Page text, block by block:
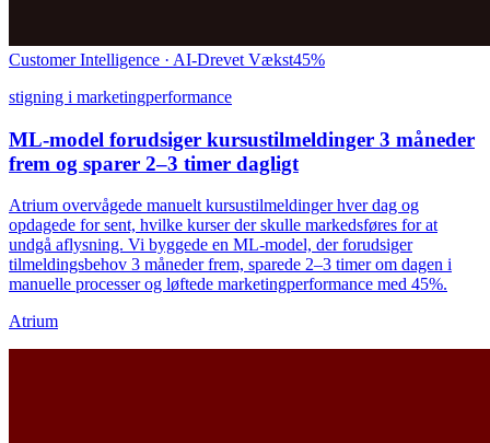
Customer Intelligence · AI-Drevet Vækst45%
stigning i marketingperformance
ML-model forudsiger kursustilmeldinger 3 måneder
frem og sparer 2–3 timer dagligt
Atrium overvågede manuelt kursustilmeldinger hver dag og
opdagede for sent, hvilke kurser der skulle markedsføres for at
undgå aflysning. Vi byggede en ML-model, der forudsiger
tilmeldingsbehov 3 måneder frem, sparede 2–3 timer om dagen i
manuelle processer og løftede marketingperformance med 45%.
Atrium